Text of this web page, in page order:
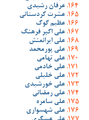
عرفان رشیدی
عشرت کردستانی
عظیم گوک
علی اکبر فرهنگ
علی ایرانمنش
علی پورمحمد
علی تهامی
علی خادمی
علی خلیلی
علی خورشیدی
علی رمضانی
علی سامره
علی شهسواری